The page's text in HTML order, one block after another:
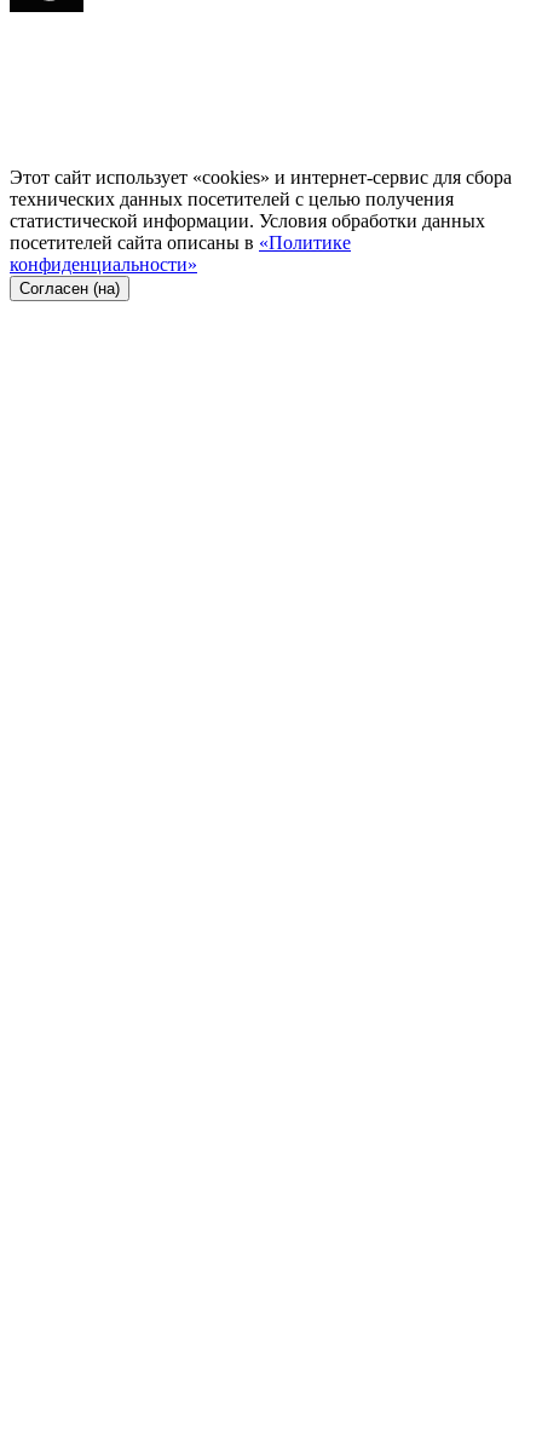
Этот сайт использует «cookies» и интернет-сервис для сбора
технических данных посетителей с целью получения
статистической информации. Условия обработки данных
посетителей сайта описаны в «Политике
конфиденциальности»
Согласен (на)